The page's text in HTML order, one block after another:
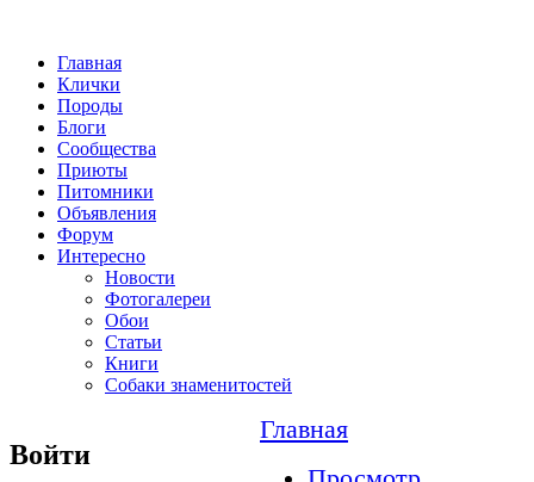
Главная
Клички
Породы
Блоги
Сообщества
Приюты
Питомники
Объявления
Форум
Интересно
Новости
Фотогалереи
Обои
Статьи
Книги
Собаки знаменитостей
Войти
Главная